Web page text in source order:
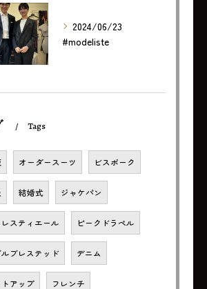
2024/06/23
#modeliste
Tags
オーダースーツ ビスポーク
結婚式 ジャケパン
レスティエール ピークドラペル
ルブレステッド デニム
アップ フレンチ